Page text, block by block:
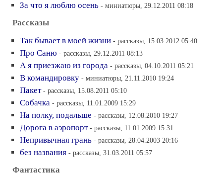
За что я люблю осень - миниатюры, 29.12.2011 08:18
Рассказы
Так бывает в моей жизни - рассказы, 15.03.2012 05:40
Про Саню - рассказы, 29.12.2011 08:13
А я приезжаю из города - рассказы, 04.10.2011 05:21
В командировку - миниатюры, 21.11.2010 19:24
Пакет - рассказы, 15.08.2011 05:10
Собачка - рассказы, 11.01.2009 15:29
На полку, подальше - рассказы, 12.08.2010 19:27
Дорога в аэропорт - рассказы, 11.01.2009 15:31
Непривычная грань - рассказы, 28.04.2003 20:16
без названия - рассказы, 31.03.2011 05:57
Фантастика